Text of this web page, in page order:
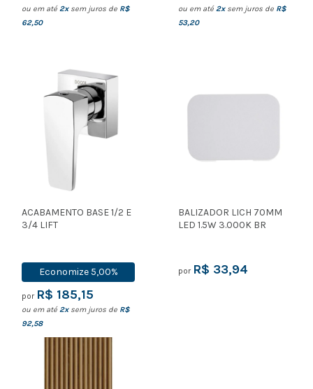
ou em até2xsem juros de R$
62,50
ou em até2xsem juros de R$
53,20
ACABAMENTO BASE 1/2 E
3/4 LIFT
Economize 5,00%
por R$ 185,15
ou em até2xsem juros de R$
92,58
BALIZADOR LICH 70MM
LED 1.5W 3.000K BR
por R$ 33,94